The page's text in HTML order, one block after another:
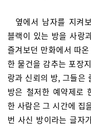
옆에서 남자를 지켜
블랙이 있는 방을 사랑
즐겨보던 만화에서 따
한 물건을 감추는 포장
랑과 신뢰의 방, 그들은
방은 철저한 예약제로
한 사람은 그 시간에 집
번 사신 방이라는 글자